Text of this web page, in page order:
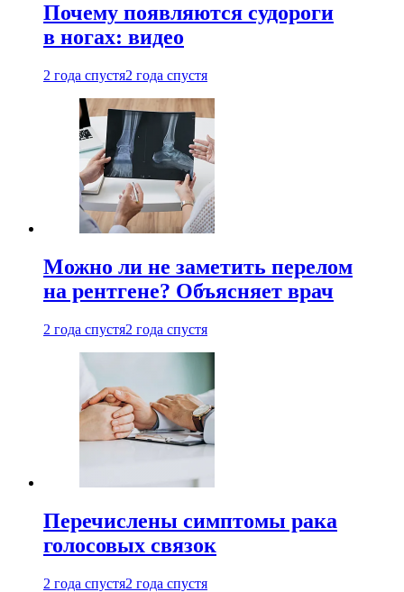
Почему появляются судороги
в ногах: видео
2 года спустя2 года спустя
Можно ли не заметить перелом
на рентгене? Объясняет врач
2 года спустя2 года спустя
Перечислены симптомы рака
голосовых связок
2 года спустя2 года спустя